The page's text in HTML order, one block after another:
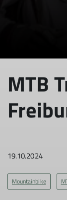
MTB
19.10.2024
Mountainbike